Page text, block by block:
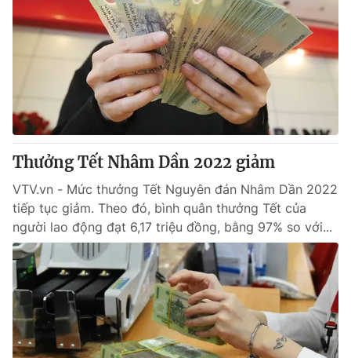
Thưởng Tết Nhâm Dần 2022 giảm
VTV.vn - Mức thưởng Tết Nguyên đán Nhâm Dần 2022
tiếp tục giảm. Theo đó, bình quân thưởng Tết của
người lao động đạt 6,17 triệu đồng, bằng 97% so với...